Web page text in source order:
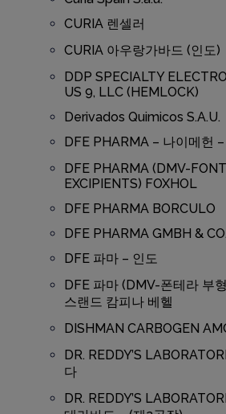
CURIA 렌셀러
CURIA 아우랑가바드 (인도)
DDP SPECIALTY
US 9, LLC (HEMLOCK)
Derivados Quimicos S.A.U.
DFE PHARMA – 나이메헌
DFE PHARMA (DMV-
EXCIPIENTS) FOXHOL
DFE PHARMA BORCULO
DFE PHARMA GMBH &
DFE 파마 – 인도
DFE 파마 (DMV-폰테라 부
스랜드 캄피나 베헬
DISHMAN CARBOGEN
DR. REDDY’S
다
DR. REDDY’S